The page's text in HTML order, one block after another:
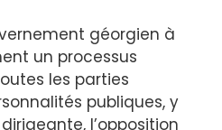
géorgien à
un processus
les parties
publiques, y
l’opposition